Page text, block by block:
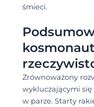
śmieci.
Zrównoważony
wykluczającymi się
w parze. Starty